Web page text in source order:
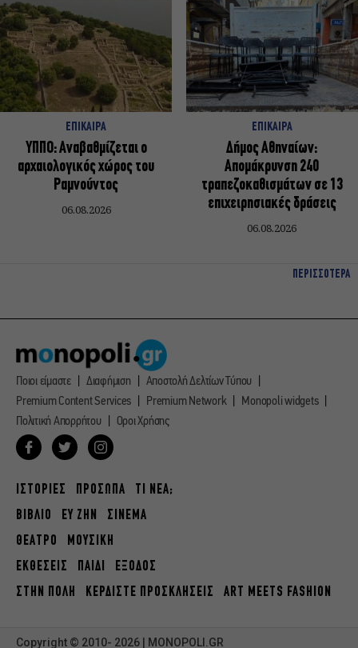
ΕΠΙΚΑΙΡΑ
ΥΠΠΟ: Αναβαθμίζεται ο
αρχαιολογικός χώρος του
Ραμνούντος
06.08.2026
ΕΠΙΚΑΙΡΑ
Δήμος Αθηναίων:
Απομάκρυνση 240
τραπεζοκαθισμάτων σε 13
επιχειρησιακές δράσεις
06.08.2026
ΠΕΡΙΣΣΟΤΕΡΑ
Ποιοι είμαστε Διαφήμιση
Αποστολή Δελτίων Τύπου
Premium Content Services
Premium Network
Monopoli widgets
Πολιτική Απορρήτου
Οροι Χρήσης
ΙΣΤΟΡΙΕΣ ΠΡΟΣΩΠΑ
ΤΙ ΝΕΑ;
ΒΙΒΛΙΟ
ΕΥ ΖΗΝ
ΣΙΝΕΜΑ
ΘΕΑΤΡΟ
ΜΟΥΣΙΚΗ
ΕΚΘΕΣΕΙΣ
ΠΑΙΔΙ
ΕΞΟΔΟΣ
ΣΤΗΝ ΠΟΛΗ
ΚΕΡΔΙΣΤΕ ΠΡΟΣΚΛΗΣΕΙΣ ART MEETS FASHION
Copyright © 2010- 2026 | MONOPOLI.GR